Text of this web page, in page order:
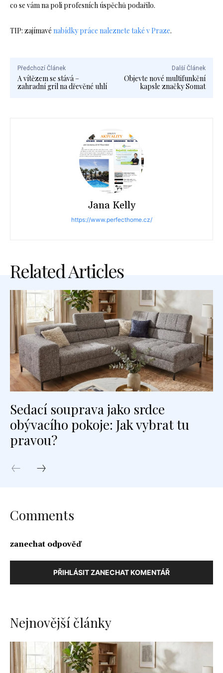
co se vám na poli profesních úspěchů podařilo.
TIP: zajímavé nabídky práce naleznete také v Praze.
Předchozí Článek
A vítězem se stává –
zahradní gril na dřevěné uhlí
Další Článek
Objevte nové multifunkční
kapsle značky Somat
Jana Kelly
https://www.perfecthome.cz/
Related Articles
Sedací souprava jako srdce
obývacího pokoje: Jak vybrat tu
pravou?
Comments
zanechat odpověď
PŘIHLÁSIT ZANECHAT KOMENTÁŘ
Nejnovější články